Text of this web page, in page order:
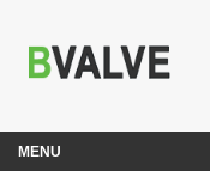
MENU